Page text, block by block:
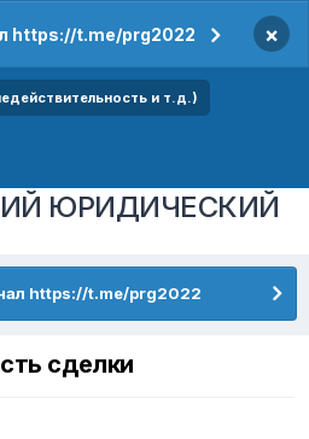
https://t.me/prg2022 ×
и т.д.)
ЮРИДИЧЕСКИЙ
https://t.me/prg2022
сделки